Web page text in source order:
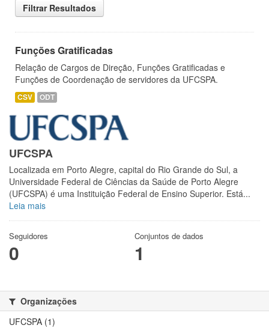
Filtrar Resultados
Funções Gratificadas
Relação de Cargos de Direção, Funções Gratificadas e
Funções de Coordenação de servidores da UFCSPA.
CSV ODT
UFCSPA
Localizada em Porto Alegre, capital do Rio Grande do Sul, a
Universidade Federal de Ciências da Saúde de Porto Alegre
(UFCSPA) é uma Instituição Federal de Ensino Superior. Está...
Leia mais
Seguidores
0
Conjuntos de dados
1
Organizações
UFCSPA (1)